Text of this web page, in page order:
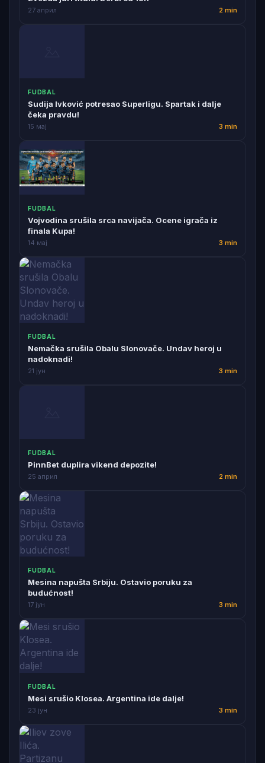
27 април 2 min
FUDBAL
Sudija Ivković potresao Superligu. Spartak i dalje
čeka pravdu!
15 мај 3 min
FUDBAL
Vojvodina srušila srca navijača. Ocene igrača iz
finala Kupa!
14 мај 3 min
FUDBAL
Nemačka srušila Obalu Slonovače. Undav heroj u
nadoknadi!
21 јун 3 min
FUDBAL
PinnBet duplira vikend depozite!
25 април 2 min
FUDBAL
Mesina napušta Srbiju. Ostavio poruku za
budućnost!
17 јун 3 min
FUDBAL
Mesi srušio Klosea. Argentina ide dalje!
23 јун 3 min